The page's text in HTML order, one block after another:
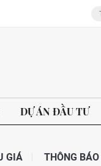
DỰ ÁN ĐẦU TƯ
GIÁ THÔNG